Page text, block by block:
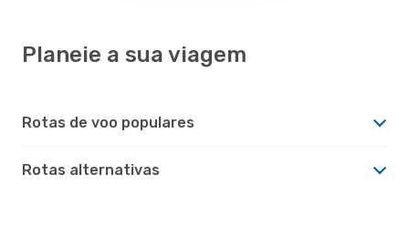
Planeie a sua viagem
Rotas de voo populares
Rotas alternativas